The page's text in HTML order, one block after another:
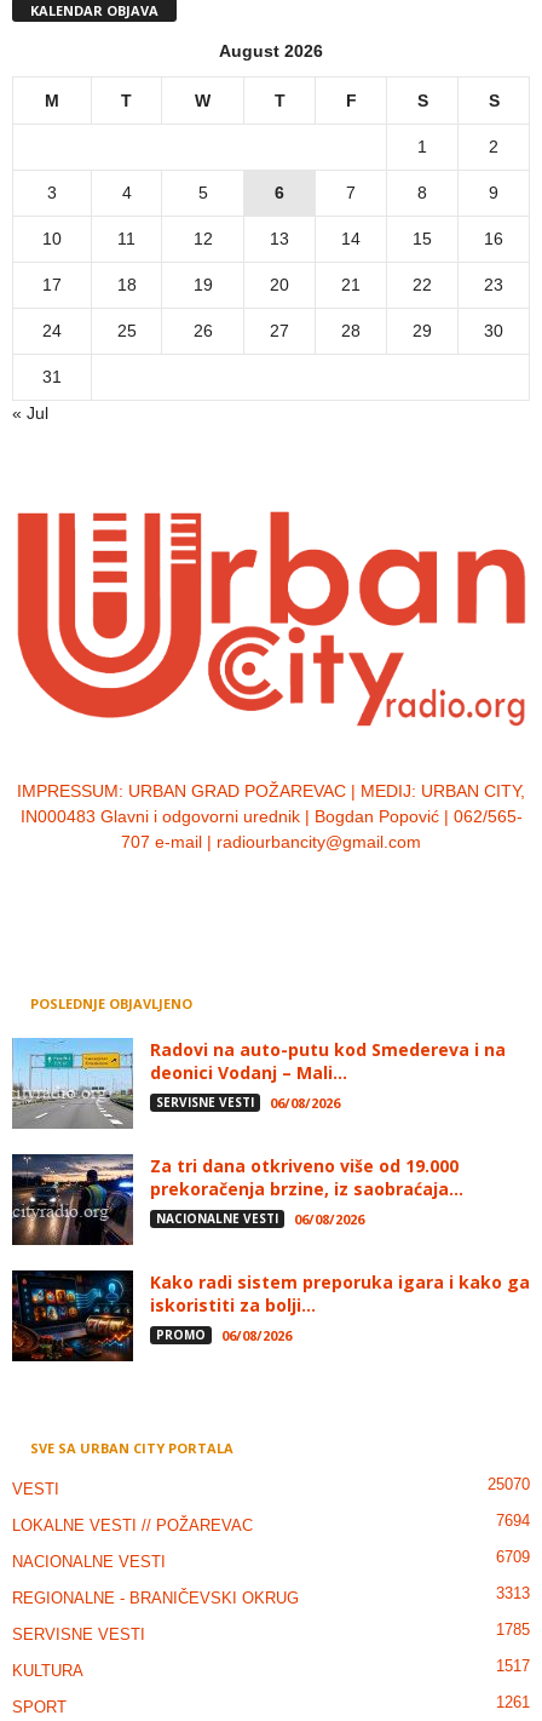
KALENDAR OBJAVA
August 2026
M T W T F S S
1 2
3 4 5 6 7 8 9
10 11 12 13 14 15 16
17 18 19 20 21 22 23
24 25 26 27 28 29 30
31
« Jul
IMPRESSUM: URBAN GRAD POŽAREVAC | MEDIJ: URBAN CITY,
IN000483 Glavni i odgovorni urednik | Bogdan Popović | 062/565-
707 e-mail | radiourbancity@gmail.com
POSLEDNJE OBJAVLJENO
Radovi na auto-putu kod Smedereva i na
deonici Vodanj – Mali...
SERVISNE VESTI 06/08/2026
Za tri dana otkriveno više od 19.000
prekoračenja brzine, iz saobraćaja...
NACIONALNE VESTI 06/08/2026
Kako radi sistem preporuka igara i kako ga
iskoristiti za bolji...
PROMO 06/08/2026
SVE SA URBAN CITY PORTALA
VESTI 25070
LOKALNE VESTI // POŽAREVAC 7694
NACIONALNE VESTI 6709
REGIONALNE - BRANIČEVSKI OKRUG 3313
SERVISNE VESTI 1785
KULTURA 1517
SPORT 1261